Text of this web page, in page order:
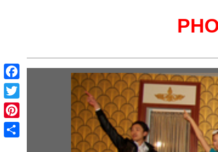
Facebook
Twitter
Pinterest